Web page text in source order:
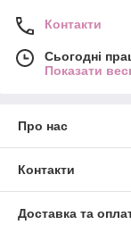
Контакти
Сьогодні
Показати
Про нас
Контакти
Доставка та